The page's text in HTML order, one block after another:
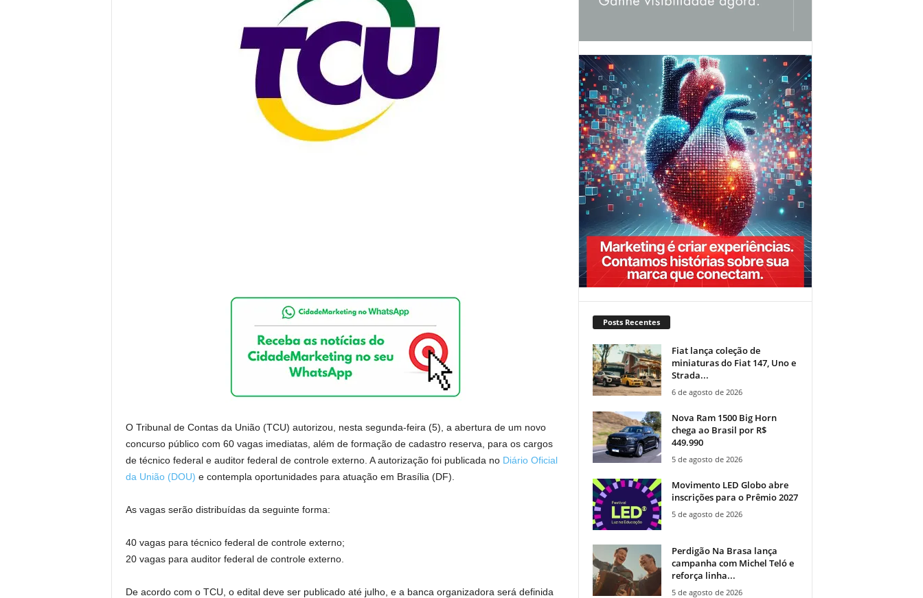
O Tribunal de Contas da União (TCU) autorizou, nesta segunda-feira (5), a abertura de um novo
concurso público com 60 vagas imediatas, além de formação de cadastro reserva, para os cargos
de técnico federal e auditor federal de controle externo. A autorização foi publicada no Diário Oficial
da União (DOU) e contempla oportunidades para atuação em Brasília (DF).
As vagas serão distribuídas da seguinte forma:
40 vagas para técnico federal de controle externo;
20 vagas para auditor federal de controle externo.
De acordo com o TCU, o edital deve ser publicado até julho, e a banca organizadora será definida
Posts Recentes
Fiat lança coleção de
miniaturas do Fiat 147, Uno e
Strada...
6 de agosto de 2026
Nova Ram 1500 Big Horn
chega ao Brasil por R$
449.990
5 de agosto de 2026
Movimento LED Globo abre
inscrições para o Prêmio 2027
5 de agosto de 2026
Perdigão Na Brasa lança
campanha com Michel Teló e
reforça linha...
5 de agosto de 2026